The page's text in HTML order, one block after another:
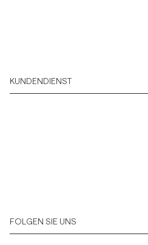
KUNDENDIENST
FOLGEN SIE UNS